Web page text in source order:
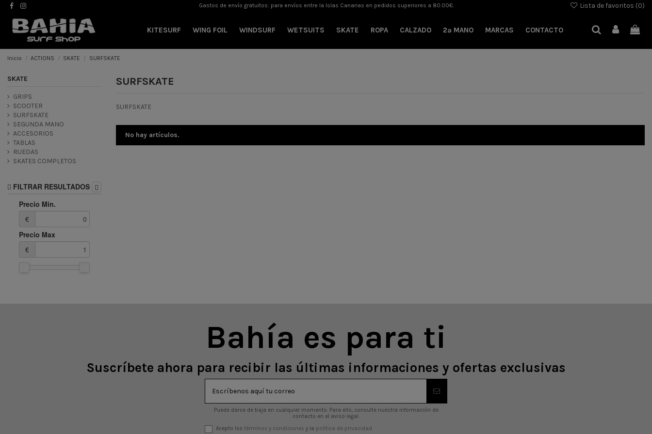
Gastos de envío gratuitos: para envíos entre la Islas Canarias en pedidos superiores a 80.00€. Lista de favoritos (0)
KITESURF WING FOIL WINDSURF WETSUITS SKATE ROPA CALZADO 2ª MANO MARCAS CONTACTO
Inicio ACTIONS SKATE SURFSKATE
SURFSKATE
SURFSKATE
No hay artículos.
SKATE
GRIPS
SCOOTER
SURFSKATE
SEGUNDA MANO
ACCESORIOS
TABLAS
RUEDAS
SKATES COMPLETOS
FILTRAR RESULTADOS
Precio Min.
€
Precio Max
€
Bahía es para ti
Suscríbete ahora para recibir las últimas informaciones y ofertas exclusivas
Puede darse de baja en cualquier momento. Para ello, consulte nuestra información de
contacto en el aviso legal.
Acepto los términos y condiciones y la política de privacidad